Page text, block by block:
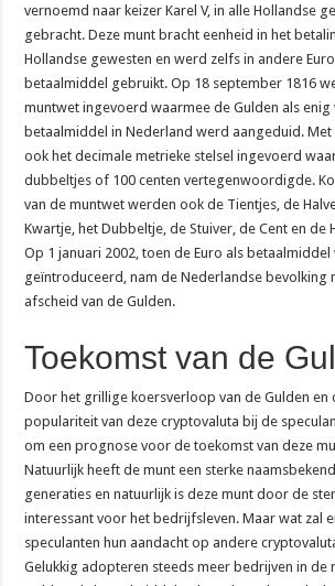
vernoemd naar keizer Karel V, in alle Hollandse
gebracht. Deze munt bracht eenheid in het
Hollandse gewesten en werd zelfs in andere
betaalmiddel gebruikt. Op 18 september 1816
muntwet ingevoerd waarmee de Gulden als enig
betaalmiddel in Nederland werd aangeduid.
ook het decimale metrieke stelsel ingevoerd
dubbeltjes of 100 centen vertegenwoordigde.
van de muntwet werden ook de Tientjes, de
Kwartje, het Dubbeltje, de Stuiver, de Cent en de
Op 1 januari 2002, toen de Euro als betaalmiddel
geïntroduceerd, nam de Nederlandse bevolking
afscheid van de Gulden.
Toekomst van de
Door het grillige koersverloop van de Gulden en
populariteit van deze cryptovaluta bij de
om een prognose voor de toekomst van deze
Natuurlijk heeft de munt een sterke
generaties en natuurlijk is deze munt door de
interessant voor het bedrijfsleven. Maar wat zal
speculanten hun aandacht op andere
Gelukkig adopteren steeds meer bedrijven in de